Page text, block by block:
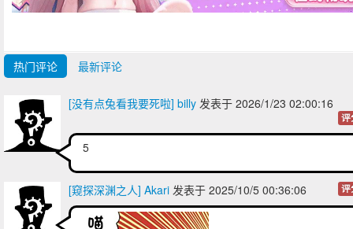
热门评论 最新评论
[没有点兔看我要死啦] billy 发表于 2026/1/23 02:00:16
评
5
[窥探深渊之人] Akari 发表于 2025/10/5 00:36:06 评